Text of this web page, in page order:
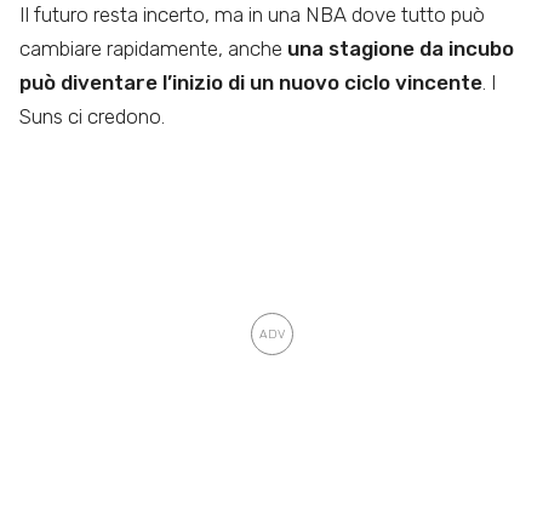
Il futuro resta incerto, ma in una NBA dove tutto può
cambiare rapidamente, anche una stagione da incubo
può diventare l’inizio di un nuovo ciclo vincente . I
Suns ci credono.